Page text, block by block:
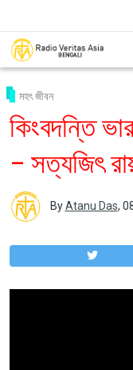
মহৎ জীবন
কিংবদন্তি
– সত্যজিৎ
ByAtanu Das,